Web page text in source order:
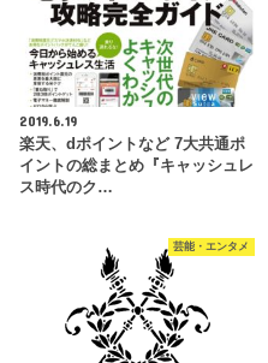
2019.6.19
楽天、dポイントなど 7大共通ポ
イントの総まとめ『キャッシュレ
ス時代のク…
芸能・エンタメ